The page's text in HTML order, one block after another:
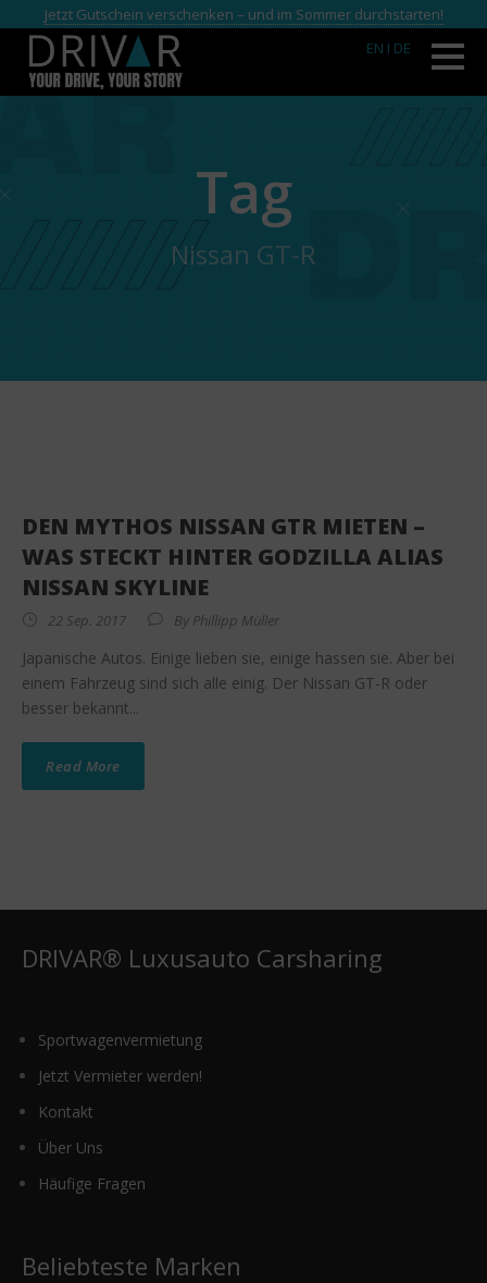
Jetzt Gutschein verschenken – und im Sommer durchstarten!
EN I DE
Tag
Nissan GT-R
DEN MYTHOS NISSAN GTR MIETEN –
WAS STECKT HINTER GODZILLA ALIAS
NISSAN SKYLINE
22 Sep. 2017 By Phillipp Müller
Japanische Autos. Einige lieben sie, einige hassen sie. Aber bei
einem Fahrzeug sind sich alle einig. Der Nissan GT-R oder
besser bekannt...
Read More
DRIVAR® Luxusauto Carsharing
Sportwagenvermietung
Jetzt Vermieter werden!
Kontakt
Über Uns
Häufige Fragen
Beliebteste Marken